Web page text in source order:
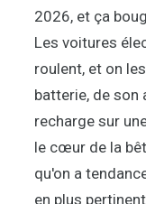
2026, et ça
Les voitures
roulent, et on
batterie, de son
recharge sur
le cœur de la
qu'on a
en plus